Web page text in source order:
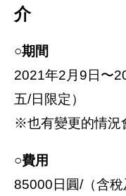
介
○期間
2021年2月9日〜
五/日限定）
※也有變更的情況
○費用
85000日圓/（含